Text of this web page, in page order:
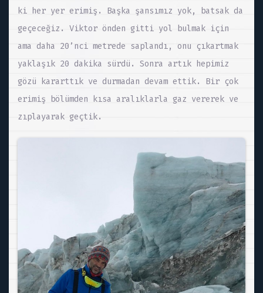
ki her yer erimiş. Başka şansımız yok, batsak da
geçeceğiz. Viktor önden gitti yol bulmak için
ama daha 20’nci metrede saplandı, onu çıkartmak
yaklaşık 20 dakika sürdü. Sonra artık hepimiz
gözü kararttık ve durmadan devam ettik. Bir çok
erimiş bölümden kısa aralıklarla gaz vererek ve
zıplayarak geçtik.